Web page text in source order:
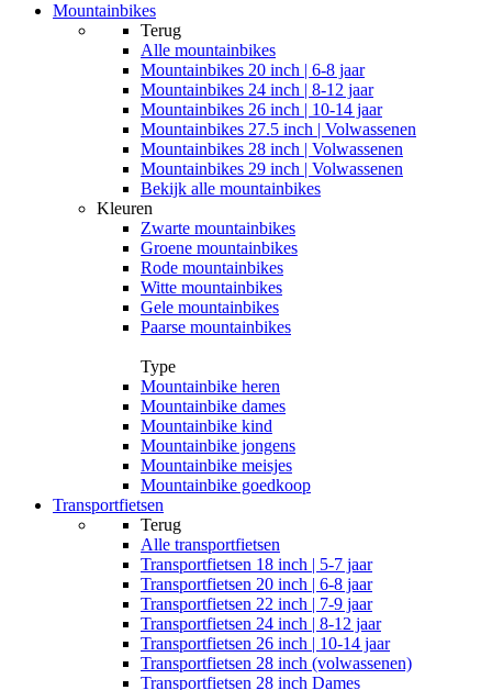
Mountainbikes
Terug
Alle mountainbikes
Mountainbikes 20 inch | 6-8 jaar
Mountainbikes 24 inch | 8-12 jaar
Mountainbikes 26 inch | 10-14 jaar
Mountainbikes 27.5 inch | Volwassenen
Mountainbikes 28 inch | Volwassenen
Mountainbikes 29 inch | Volwassenen
Bekijk alle mountainbikes
Kleuren
Zwarte mountainbikes
Groene mountainbikes
Rode mountainbikes
Witte mountainbikes
Gele mountainbikes
Paarse mountainbikes
Type
Mountainbike heren
Mountainbike dames
Mountainbike kind
Mountainbike jongens
Mountainbike meisjes
Mountainbike goedkoop
Transportfietsen
Terug
Alle transportfietsen
Transportfietsen 18 inch | 5-7 jaar
Transportfietsen 20 inch | 6-8 jaar
Transportfietsen 22 inch | 7-9 jaar
Transportfietsen 24 inch | 8-12 jaar
Transportfietsen 26 inch | 10-14 jaar
Transportfietsen 28 inch (volwassenen)
Transportfietsen 28 inch Dames